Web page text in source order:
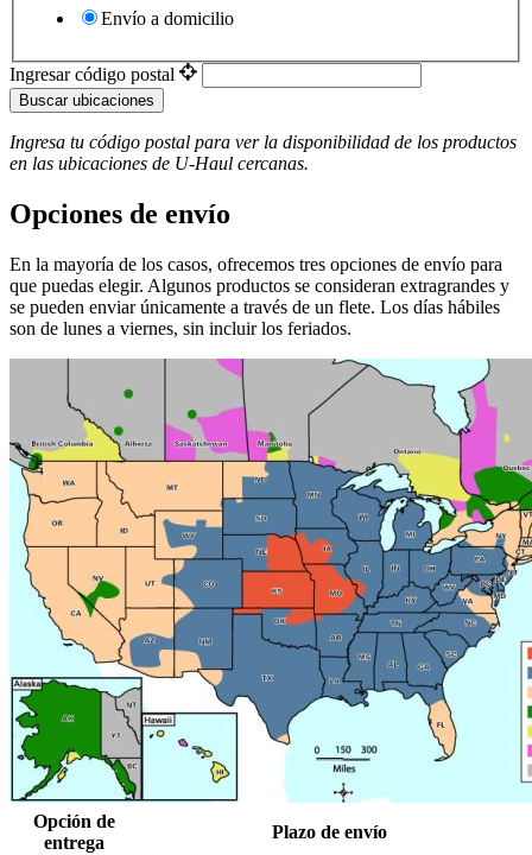
Envío a domicilio
Ingresar código postal
Buscar ubicaciones
Ingresa tu código postal para ver la disponibilidad de los productos
en las ubicaciones de U-Haul ​​​​​​​ cercanas.
Opciones de envío
En la mayoría de los casos, ofrecemos tres opciones de envío para
que puedas elegir. Algunos productos se consideran extragrandes y
se pueden enviar únicamente a través de un flete. Los días hábiles
son de lunes a viernes, sin incluir los feriados.
Opción de
entrega
Plazo de envío